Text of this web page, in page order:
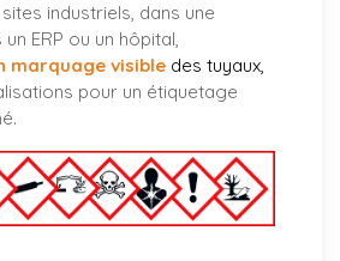
industriels, dans une
ERP ou un hôpital,
marquage visible des tuyaux,
pour un étiquetage